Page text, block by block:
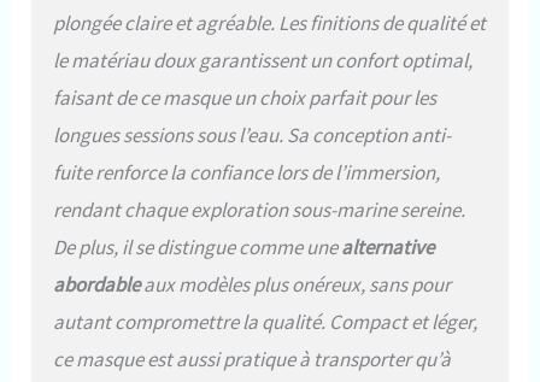
plongée claire et agréable. Les finitions de qualité et
le matériau doux garantissent un confort optimal,
faisant de ce masque un choix parfait pour les
longues sessions sous l’eau. Sa conception anti-
fuite renforce la confiance lors de l’immersion,
rendant chaque exploration sous-marine sereine.
De plus, il se distingue comme unealternative
abordableaux modèles plus onéreux, sans pour
autant compromettre la qualité. Compact et léger,
ce masque est aussi pratique à transporter qu’à